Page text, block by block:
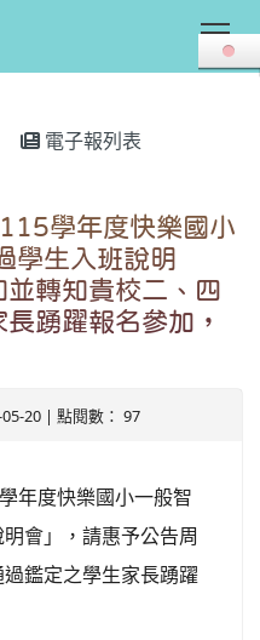
電子報列表
學年度快樂國小
學生入班說明
轉知貴校二、四
踴躍報名參加，
20 | 點閱數： 97
年度快樂國小一般智
會」，請惠予公告周
鑑定之學生家長踴躍